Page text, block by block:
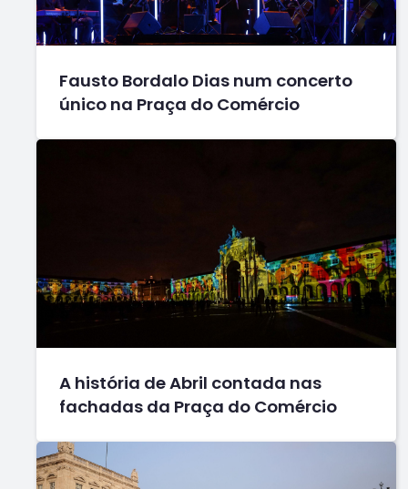
Fausto Bordalo Dias num concerto
único na Praça do Comércio
A história de Abril contada nas
fachadas da Praça do Comércio